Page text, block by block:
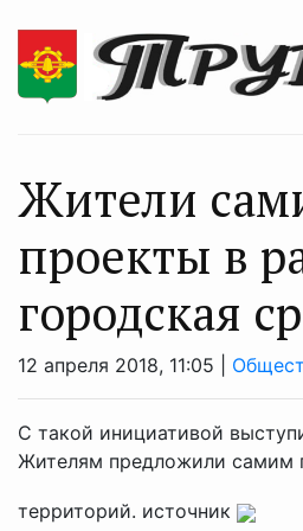
Жители
проекты в
городская
12 апреля 2018, 11:05 |
С такой инициативой
Жителям предложили самим
территорий. источник